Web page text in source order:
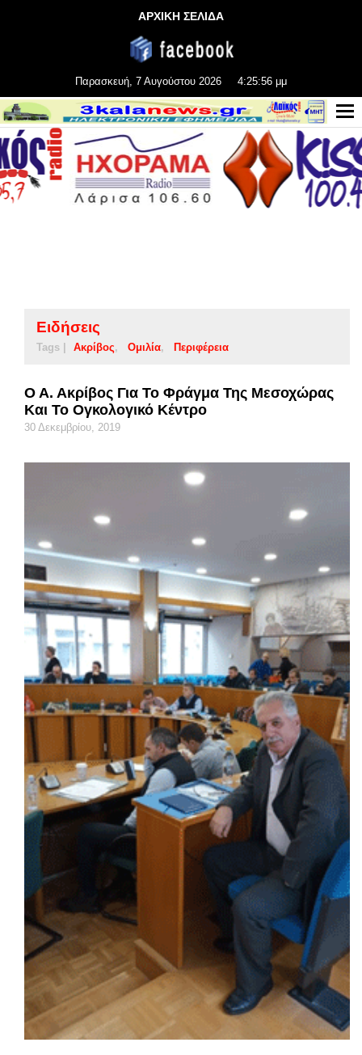
ΑΡΧΙΚΗ ΣΕΛΙΔΑ
Παρασκευή, 7 Αυγούστου 2026 4:25:57 μμ
Ειδήσεις
Tags | Ακρίβος Ομιλία Περιφέρεια
Ο Α. Ακρίβος Για Το Φράγμα Της Μεσοχώρας
Και Το Ογκολογικό Κέντρο
30 Δεκεμβρίου, 2019